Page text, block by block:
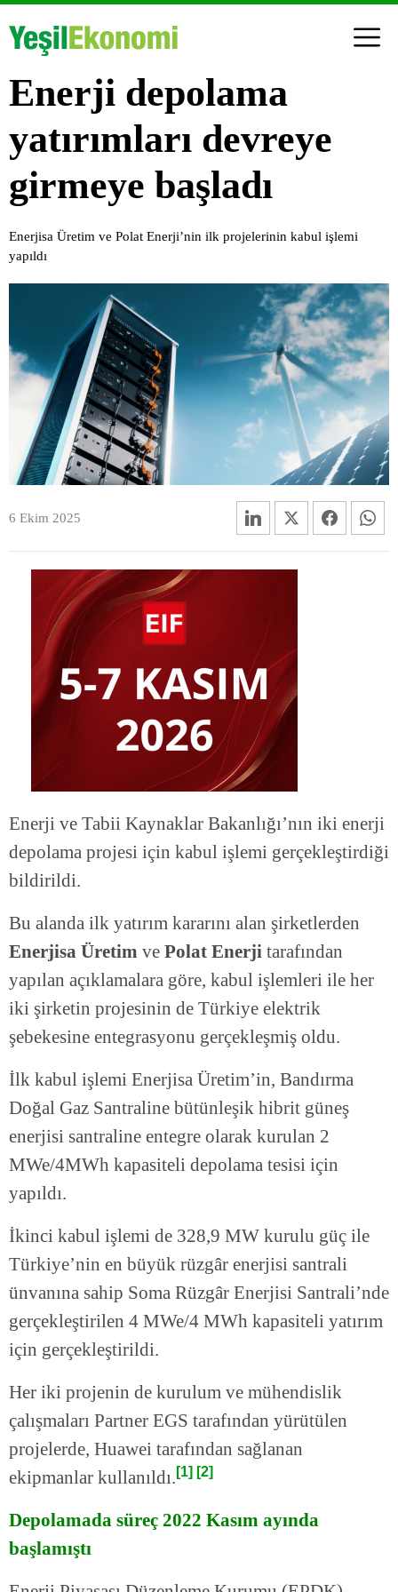
Enerji depolama
yatırımları devreye
girmeye başladı
Enerjisa Üretim ve Polat Enerji’nin ilk projelerinin kabul işlemi
yapıldı
6 Ekim 2025
Enerji ve Tabii Kaynaklar Bakanlığı’nın iki enerji
depolama projesi için kabul işlemi gerçekleştirdiği
bildirildi.
Bu alanda ilk yatırım kararını alan şirketlerden
Enerjisa Üretim ve Polat Enerji tarafından
yapılan açıklamalara göre, kabul işlemleri ile her
iki şirketin projesinin de Türkiye elektrik
şebekesine entegrasyonu gerçekleşmiş oldu.
İlk kabul işlemi Enerjisa Üretim’in, Bandırma
Doğal Gaz Santraline bütünleşik hibrit güneş
enerjisi santraline entegre olarak kurulan 2
MWe/4MWh kapasiteli depolama tesisi için
yapıldı.
İkinci kabul işlemi de 328,9 MW kurulu güç ile
Türkiye’nin en büyük rüzgâr enerjisi santrali
ünvanına sahip Soma Rüzgâr Enerjisi Santrali’nde
gerçekleştirilen 4 MWe/4 MWh kapasiteli yatırım
için gerçekleştirildi.
Her iki projenin de kurulum ve mühendislik
çalışmaları Partner EGS tarafından yürütülen
projelerde, Huawei tarafından sağlanan
ekipmanlar kullanıldı. [1] [2]
Depolamada süreç 2022 Kasım ayında
başlamıştı